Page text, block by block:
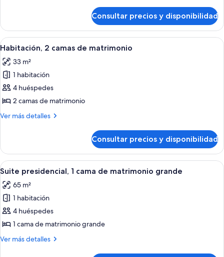
matrimonio
grande
con
sofá
cama
1
cama
de
grande
con
sofá
cama
Consultar precios y disponibilidad
Abrir
todas
las
fotos
de
Habitación,
2
matrimonio
Habitación de hotel con dos camas,
9
Habitación, 2 camas de matrimonio
33 m²
1 habitación
4 huéspedes
2 camas de matrimonio
Ver más detalles
Más
2
camas
de
matrimonio
Consultar precios y disponibilidad
Abrir
todas
las
fotos
de
Suite
presidencial,
Una habitación de hotel con una
8
Suite presidencial, 1 cama de matrimonio grande
65 m²
1 habitación
4 huéspedes
1 cama de matrimonio grande
Ver más detalles
Más